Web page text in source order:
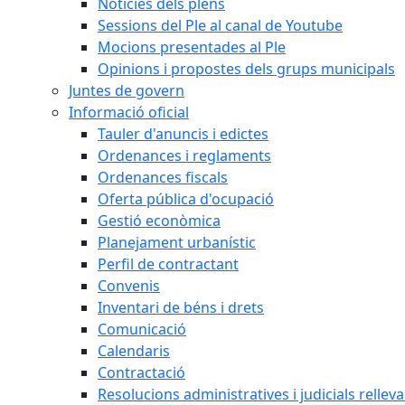
Sessions del Ple al canal de Youtube
Mocions presentades al Ple
Opinions i propostes dels grups municipals
Juntes de govern
Informació oficial
Tauler d'anuncis i edictes
Ordenances i reglaments
Ordenances fiscals
Oferta pública d'ocupació
Gestió econòmica
Planejament urbanístic
Perfil de contractant
Convenis
Inventari de béns i drets
Comunicació
Calendaris
Contractació
Resolucions administratives i judicials